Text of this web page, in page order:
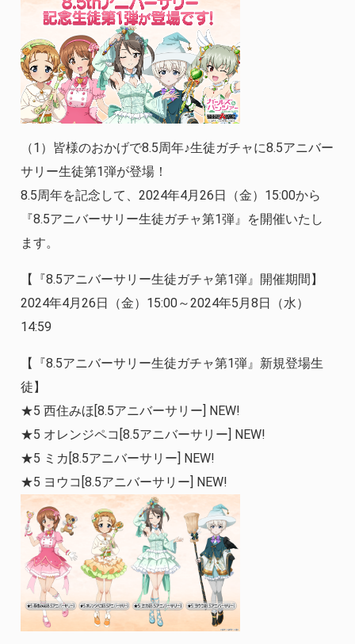
（1）皆様のおかげで8.5周年♪生徒ガチャに8.5アニバー
サリー生徒第1弾が登場！
8.5周年を記念して、2024年4月26日（金）15:00から
『8.5アニバーサリー生徒ガチャ第1弾』を開催いたし
ます。
【『8.5アニバーサリー生徒ガチャ第1弾』開催期間】
2024年4月26日（金）15:00～2024年5月8日（水）
14:59
【『8.5アニバーサリー生徒ガチャ第1弾』新規登場生
徒】
★5 西住みほ[8.5アニバーサリー] NEW!
★5 オレンジペコ[8.5アニバーサリー] NEW!
★5 ミカ[8.5アニバーサリー] NEW!
★5 ヨウコ[8.5アニバーサリー] NEW!